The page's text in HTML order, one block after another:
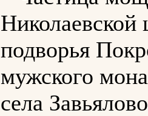
Николаевской
подворья
мужского
села Завьялово